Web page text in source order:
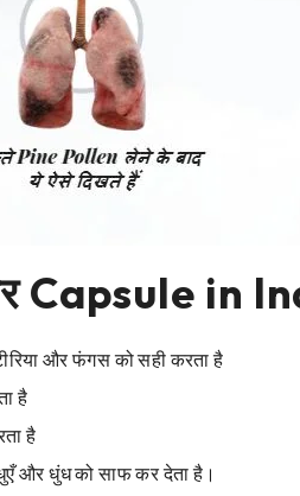
Capsule in
और फंगस को सही करता है
है
है
और धुंध को साफ कर देता है।